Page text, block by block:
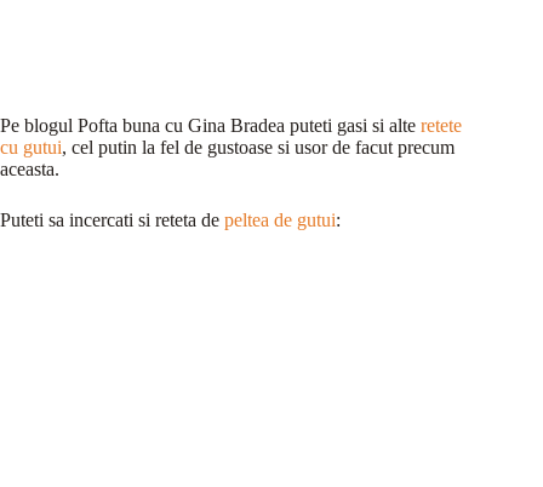
Pe blogul Pofta buna cu Gina Bradea puteti gasi si alte retete
cu gutui, cel putin la fel de gustoase si usor de facut precum
aceasta.
Puteti sa incercati si reteta de peltea de gutui: